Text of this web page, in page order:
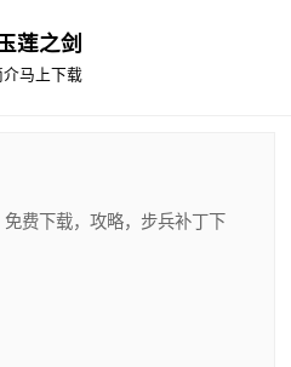
莲之剑
介马上下载
费下载，攻略，步兵补丁下